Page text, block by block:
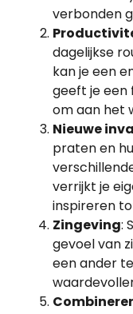
verbonden
dagelijkse
kan je een
geeft je een
om aan het
Nieuwe
praten en
verrijkt je
inspireren
Zingeving:
gevoel van
een ander